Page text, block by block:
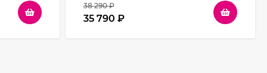
38 290₽
35 790 ₽